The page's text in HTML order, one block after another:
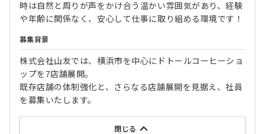
時は自然と周りが声をかけ合う温かい雰囲気があり、経験
や年齢に関係なく、安心して仕事に取り組める環境です！
募集背景
株式会社山友では、横浜市を中心にドトールコーヒーショ
ップを7店舗展開。
既存店舗の体制強化と、さらなる店舗展開を見据え、社員
を募集いたします。
閉じる